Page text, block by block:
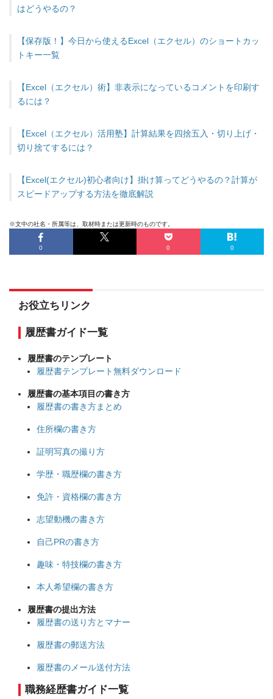
はどうやるの？
【保存版！】今日から使えるExcel（エクセル）のショートカッ
トキー一覧
【Excel（エクセル）術】非表示になっているコメントを印刷す
るには？
【Excel（エクセル）活用塾】計算結果を四捨五入・切り上げ・
切り捨てするには？
【Excel(エクセル)初心者向け】掛け算ってどうやるの？計算が
スピードアップする方法を徹底解説
※文中の社名・所属等は、取材時または更新時のものです。
0 0 0
お役立ちリンク
履歴書ガイド一覧
履歴書のテンプレート
履歴書テンプレート無料ダウンロード
履歴書の基本項目の書き方
履歴書の書き方まとめ
住所欄の書き方
証明写真の撮り方
学歴・職歴欄の書き方
免許・資格欄の書き方
志望動機の書き方
自己PRの書き方
趣味・特技欄の書き方
本人希望欄の書き方
履歴書の提出方法
履歴書の送り方とマナー
履歴書の郵送方法
履歴書のメール送付方法
職務経歴書ガイド一覧